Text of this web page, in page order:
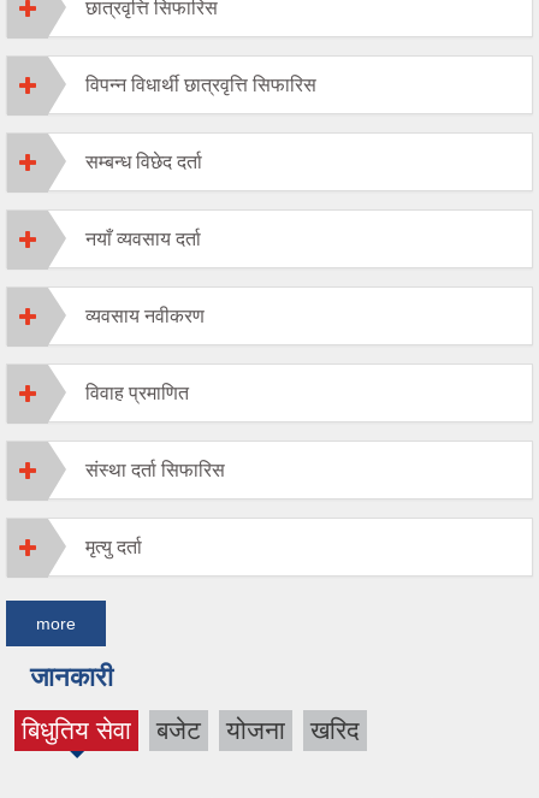
छात्रवृत्ति सिफारिस
विपन्न विधार्थी छात्रवृत्ति सिफारिस
सम्बन्ध विछेद दर्ता
नयाँ व्यवसाय दर्ता
व्यवसाय नवीकरण
विवाह प्रमाणित
संस्था दर्ता सिफारिस
मृत्यु दर्ता
more
जानकारी
बिधुतिय सेवा
(active
बजेट योजना खरिद